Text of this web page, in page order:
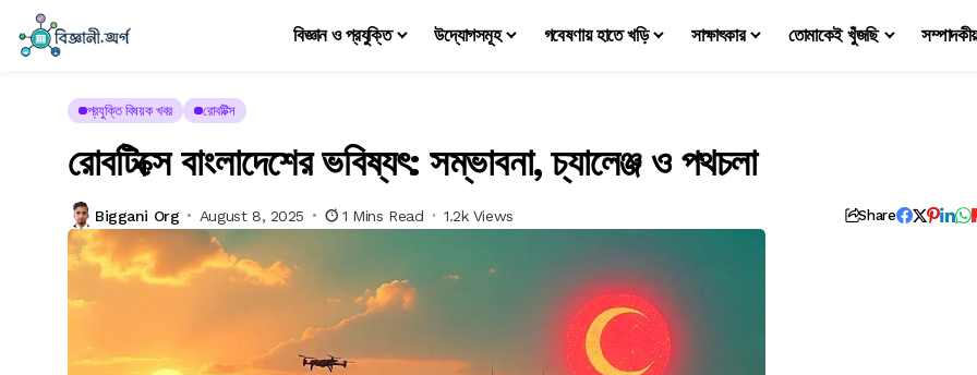
বিজ্ঞান ও প্রযুক্তি উদ্যোগসমূহ গবেষণায় হাতে খড়ি সাক্ষাৎকার তোমাকেই খুঁজছি
প্রযুক্তি বিষয়ক খবর রোবটিক্স
রোবটিক্সে বাংলাদেশের ভবিষ্যৎ: সম্ভাবনা, চ্যালেঞ্জ ও পথচলা
Biggani Org August 8, 2025 1 Mins Read 1.2k Views Share